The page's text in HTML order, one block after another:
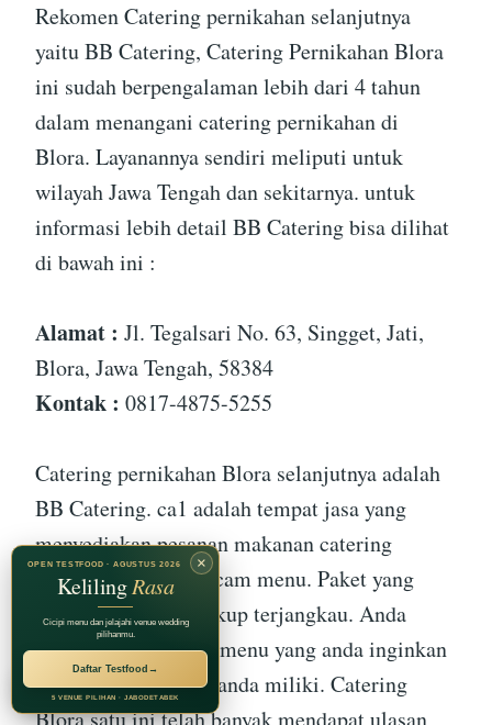
Rekomen Catering pernikahan selanjutnya
yaitu BB Catering, Catering Pernikahan Blora
ini sudah berpengalaman lebih dari 4 tahun
dalam menangani catering pernikahan di
Blora. Layanannya sendiri meliputi untuk
wilayah Jawa Tengah dan sekitarnya. untuk
informasi lebih detail BB Catering bisa dilihat
di bawah ini :
Alamat : Jl. Tegalsari No. 63, Singget, Jati,
Blora, Jawa Tengah, 58384
Kontak : 0817-4875-5255
Catering pernikahan Blora selanjutnya adalah
BB Catering. ca1 adalah tempat jasa yang
menyediakan pesanan makanan catering
dengan berbagai macam menu. Paket yang
ditawarkan disini cukup terjangkau. Anda
dapat menyesuaikan menu yang anda inginkan
dengan budget yang anda miliki. Catering
Blora satu ini telah banyak mendapat ulasan
RECOMMENDED BY
Jagarasa Group
×
OPEN TESTFOOD · AGUSTUS 2026
KelilingRasa
Cicipi menu dan jelajahi venue wedding
pilihanmu.
Daftar Testfood →
5 VENUE PILIHAN · JABODETABEK